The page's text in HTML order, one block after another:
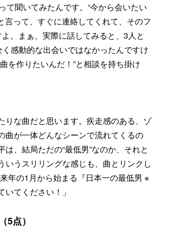
て聞いてみたんです。“今から会いたい
言って、すぐに連絡してくれて、そのフ
。まぁ、実際に話してみると、3人と
感動的な出会いではなかったんですけ
を作りたいんだ！”と相談を持ち掛け
りな曲だと思います。疾走感のある、ゾ
曲が一体どんなシーンで流れてくるの
、結局ただの“最低男”なのか、それと
うスリリングな感じも、曲とリンクし
年の1月から始まる『日本一の最低男 ※
てください！」
5点）